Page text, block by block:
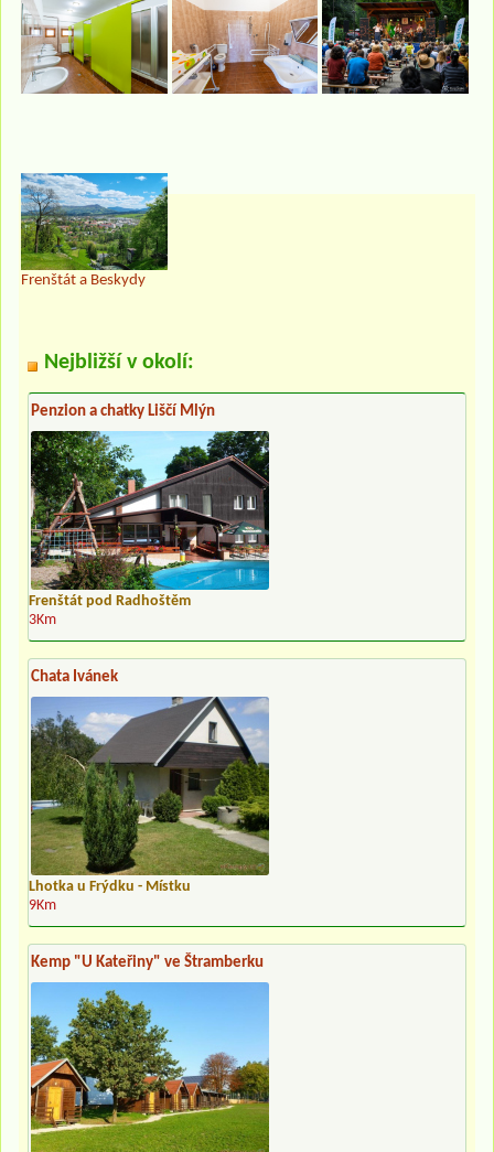
Frenštát a Beskydy
Nejbližší v okolí:
Penzion a chatky Liščí Mlýn
Frenštát pod Radhoštěm
3Km
Chata Ivánek
Lhotka u Frýdku - Místku
9Km
Kemp "U Kateřiny" ve Štramberku